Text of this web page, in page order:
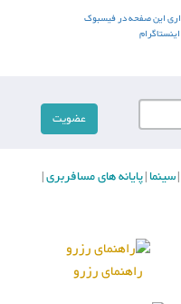
|سینما|پایانه های مسافربری|
راهنمای رزرو